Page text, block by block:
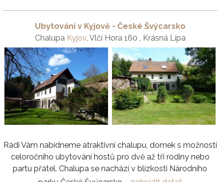
Ubytování v Kyjově - České Švýcarsko
Chalupa Kyjov, Vlčí Hora 160 , Krásná Lípa
Rádi Vám nabídneme atraktivní chalupu, domek s možností
celoročního ubytování hostů pro dvě až tři rodiny nebo
partu přátel. Chalupa se nachází v blízkosti Národního